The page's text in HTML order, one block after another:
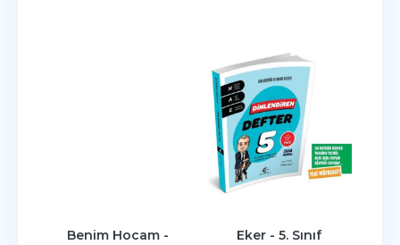
Benim Hocam -
Eker - 5. Sınıf